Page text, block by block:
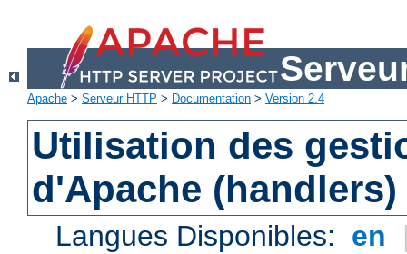
Apache > Serveur HTTP > Documentation > Version 2.4
Utilisation des
d'Apache (handlers)
Langues Disponibles: en